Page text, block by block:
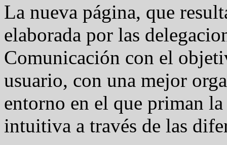
La nueva página, que
elaborada por las
Comunicación con el
usuario, con una mejor
entorno en el que priman
intuitiva a través de las